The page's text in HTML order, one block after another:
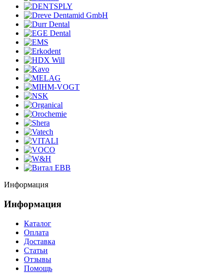
Информация
Информация
Каталог
Оплата
Доставка
Статьи
Отзывы
Помощь